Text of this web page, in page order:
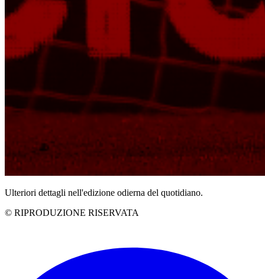
Ulteriori dettagli nell'edizione odierna del quotidiano.
© RIPRODUZIONE RISERVATA